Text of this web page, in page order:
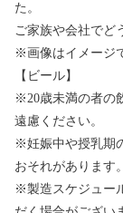
た。
ご家族や会社でど
※画像はイメージ
【ビール】
※20歳未満の者の
遠慮ください。
※妊娠中や授乳期
おそれがあります。
※製造スケジュー